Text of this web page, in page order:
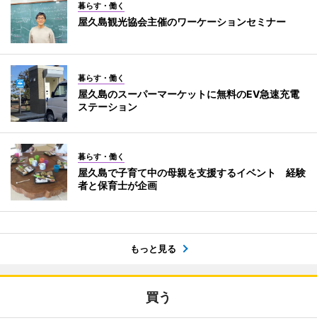
暮らす・働く
屋久島観光協会主催のワーケーションセミナー
暮らす・働く
屋久島のスーパーマーケットに無料のEV急速充電
ステーション
暮らす・働く
屋久島で子育て中の母親を支援するイベント 経験
者と保育士が企画
もっと見る
買う